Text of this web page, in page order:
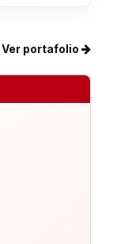
Ver portafolio